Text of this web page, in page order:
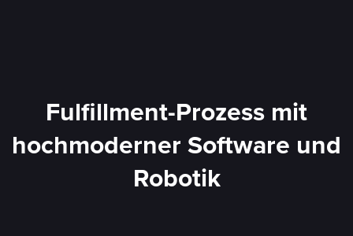
Fulfillment-Prozess mit
hochmoderner Software und
Robotik